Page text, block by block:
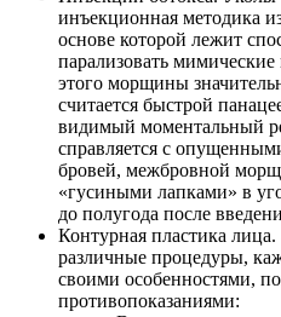
инъекционная методика
основе которой лежит
парализовать
этого морщины
считается быстрой
видимый моментальный
справляется с
бровей, межбровной
«гусиными лапками» в
до полугода после
Контурная пластика
различные процедуры,
своими особенностями,
противопоказаниями: